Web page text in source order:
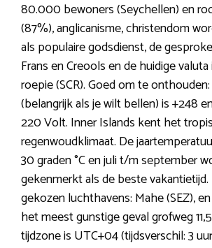
80.000 bewoners (Seychellen) en
(87%), anglicanisme, christendom
als populaire godsdienst, de
Frans en Creools en de huidige
roepie (SCR). Goed om te
(belangrijk als je wilt bellen) is +248
220 Volt. Inner Islands kent het
regenwoudklimaat. De
30 graden °C en juli t/m september
gekenmerkt als de beste
gekozen luchthavens: Mahe (SEZ),
het meest gunstige geval grofweg
tijdzone is UTC+04 (tijdsverschil: 3